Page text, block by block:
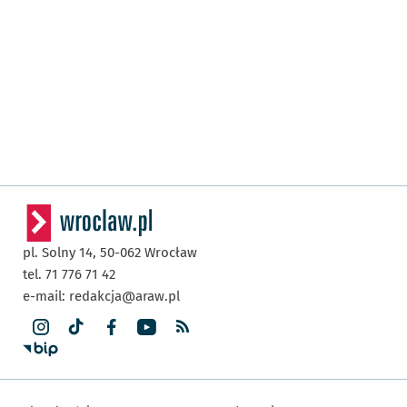
pl. Solny 14, 50-062 Wrocław
tel. 71 776 71 42
e-mail: redakcja@araw.pl